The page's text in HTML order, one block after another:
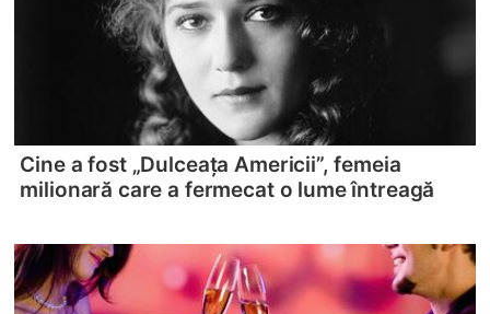
Cine a fost „Dulceața Americii”, femeia
milionară care a fermecat o lume întreagă